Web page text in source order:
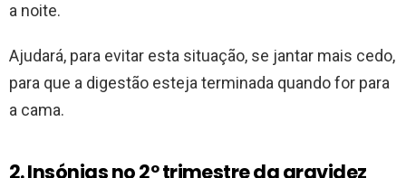
a noite.
Ajudará, para evitar esta situação, se jantar mais cedo,
para que a digestão esteja terminada quando for para
a cama.
2. Insónias no 2º trimestre da gravidez